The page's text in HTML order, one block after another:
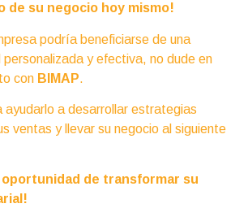
de su negocio hoy mismo!
podría beneficiarse de una
y efectiva, no dude en
con BIMAP.
ayudarlo a desarrollar estrategias
ventas y llevar su negocio al siguiente
oportunidad de transformar su